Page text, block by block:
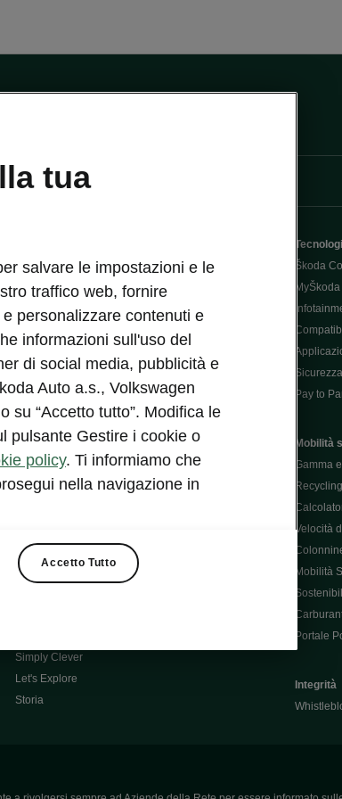
Informazioni per soccorritori
Dichiarazione di cambio proprietà
Richiedi Assistenza Service
Mondo Škoda
Milano Design Week
Fabia Green Flow
Škoda Official Partner X Factor 202
Elroq Respectline
Contatti
Auto per neopatentati
Simply Clever
Let's Explore
Storia
Škoda
MyŠkoda
Sicurezza
Pay to
Mobilità
Gamma
Velocità
Mobilità
Portale
Integrità
tua
salvare le impostazioni e le
traffico web, fornire
personalizzare contenuti e
informazioni sull'uso del
di social media, pubblicità e
Auto a.s., Volkswagen
su “Accetto tutto”. Modifica le
pulsante Gestire i cookie o
policy. Ti informiamo che
nella navigazione in
Accetto Tutto